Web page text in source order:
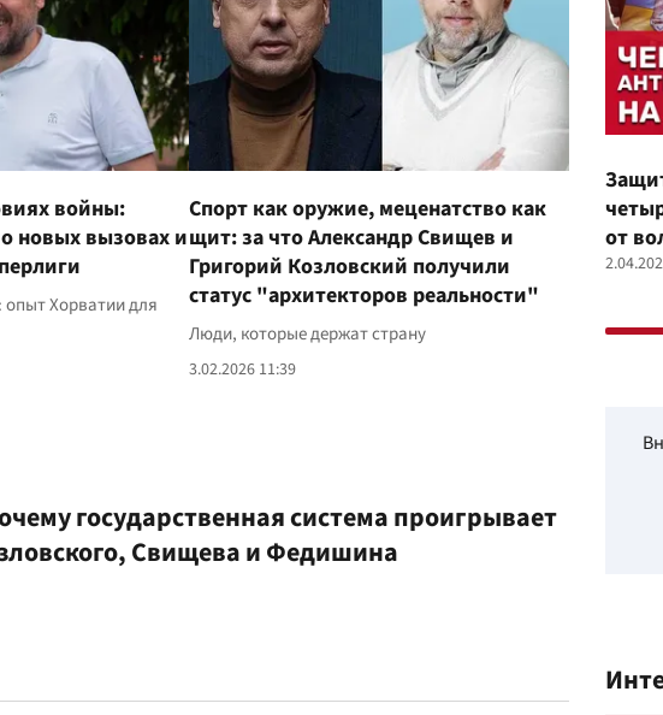
войны:
новых вызовах и
Хорватии для
Спорт как оружие, меценатство как
щит: за что Александр Свищев и
Григорий Козловский получили
статус "архитекторов реальности"
Люди, которые держат страну
3.02.2026 11:39
государственная система проигрывает
Свищева и Федишина
от